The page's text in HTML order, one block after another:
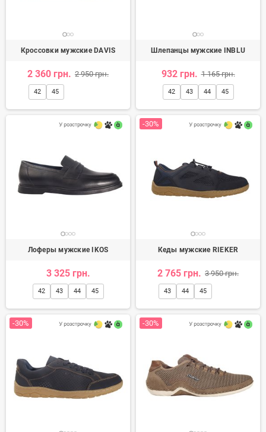
Мужская обувь в интернет магазине Mercury Shoes
доступная цена, хороший ассортимент и быстрая доставка
купить мужскую обувьизвестных украинских и мировых
производителей.
Кроссовки мужские DAVIS
2 360 грн. 2 950 грн.
42 45
Шлепанцы мужские INBLU
932 грн. 1 165 грн.
42 43 44 45
Лоферы мужские IKOS
3 325 грн.
42 43 44 45
-30%
Кеды мужские RIEKER
2 765 грн. 3 950 грн.
43 44 45
-30% -30%